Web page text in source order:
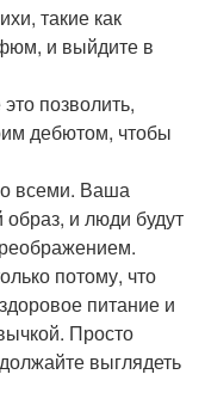
такие как
и выйдите в
позволить,
дебютом, чтобы
всеми. Ваша
и люди будут
потому, что
питание и
Просто
выглядеть